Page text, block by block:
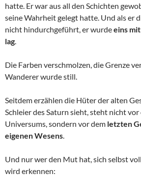
hatte. Er war aus all den Schichten
seine Wahrheit gelegt hatte. Und als er
nicht hindurchgeführt, er wurdeeins
lag.
Die Farben verschmolzen, die Grenze
Wanderer wurde still.
Seitdem erzählen die Hüter der alten
Schleier des Saturn sieht, steht nicht
Universums, sondern vor dem letzten
eigenen Wesens.
Und nur wer den Mut hat, sich selbst
wird erkennen: